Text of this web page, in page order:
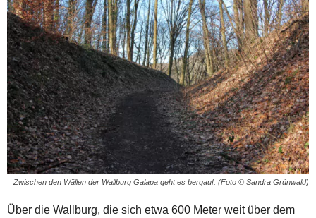
Zwischen den Wällen der Wallburg Galapa geht es bergauf. (Foto © Sandra Grünwald)
Über die Wallburg, die sich etwa 600 Meter weit über dem